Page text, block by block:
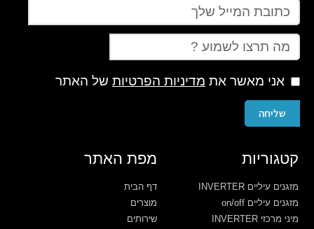
אני מאשר את מדיניות הפרטיות של האתר
שליחה
קטגוריות
מזגנים עיליים INVERTER
מזגנים עיליים on/off
מיני מרכזי INVERTER
מפת האתר
דף הבית
מוצרים
שירותים